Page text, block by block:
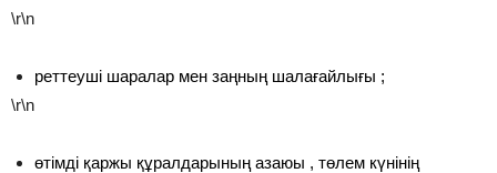
\r\n
реттеуші шаралар мен заңның шалағайлығы ;
\r\n
өтімді қаржы құралдарының азаюы , төлем күнінің